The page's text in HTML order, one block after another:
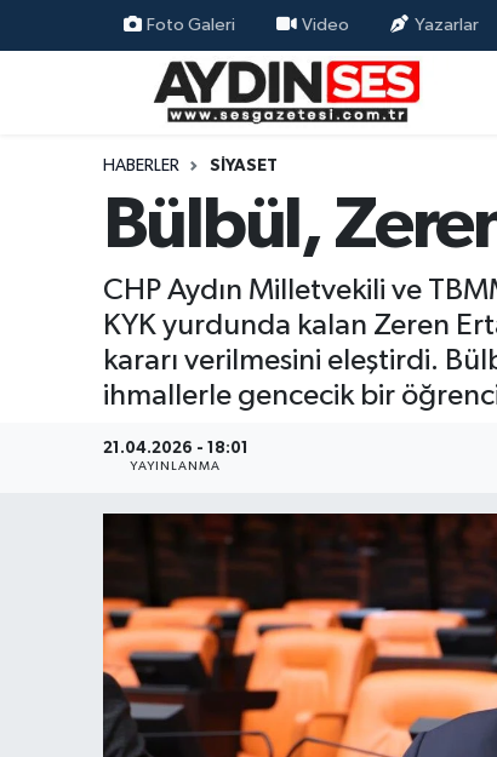
Foto Galeri Video Yazarlar
HABERLER SIYASET
Bülbül,
CHP Aydın Milletvekili ve
KYK yurdunda kalan Zeren
kararı verilmesini eleştirdi.
ihmallerle gencecik bir
21.04.2026 - 18:01
YAYINLANMA
Siyaset
Ekonomi
Yaşam
Eğitim
Kültür Sanat
Aydın Nöbetçi Eczaneler
Aydın Hava Durumu
Aydin Namaz Vakitleri
Aydın Trafik Yoğunluk Haritası
Süper Lig Puan Durumu ve Fikstür
Tüm Manşetler
Son Dakika Haberleri
Haber Arşivi